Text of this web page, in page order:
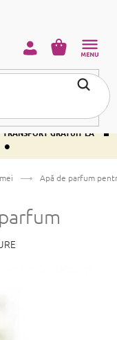
LEI •
TRANSPORT
TRANSPORT GRATUIT LA
•
COŞ
Apă de parfum